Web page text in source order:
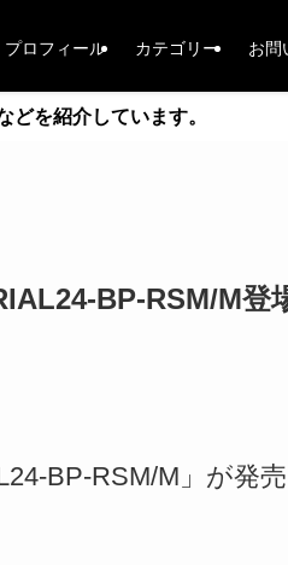
プロフィール カテゴリー お問
を紹介しています。
BP-RSM/M登
BP-RSM/M」が発